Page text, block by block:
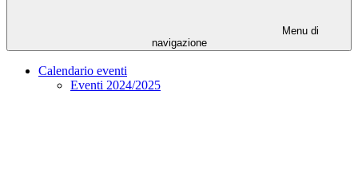
Menu di
navigazione
Calendario eventi
Eventi 2024/2025